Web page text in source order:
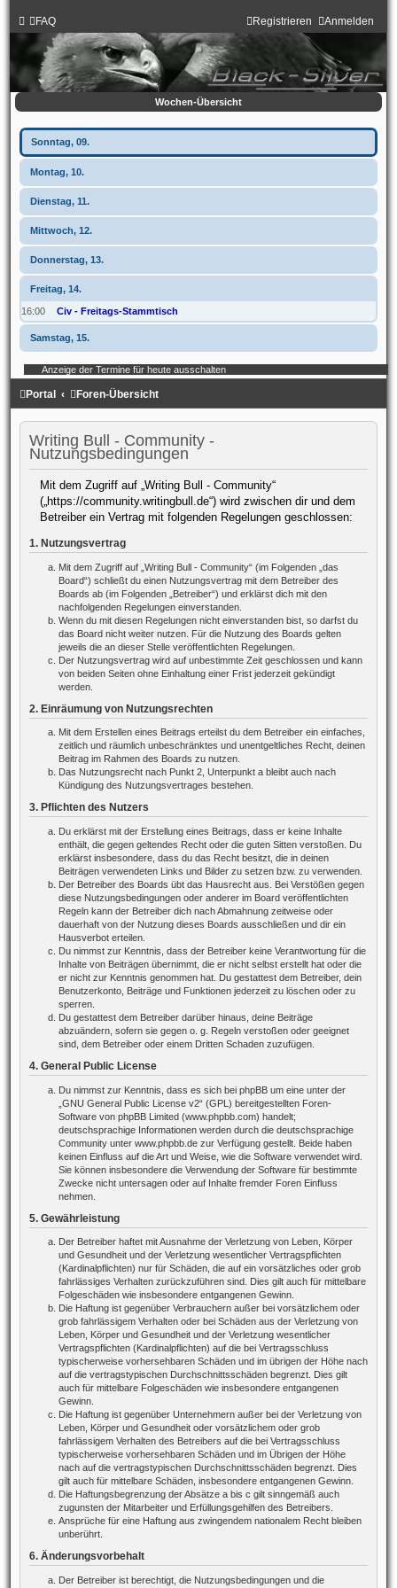
FAQ Anmelden
Registrieren
Wochen-Übersicht
Sonntag, 09.
Montag, 10.
Dienstag, 11.
Mittwoch, 12.
Donnerstag, 13.
Freitag, 14.
16:00 Civ - Freitags-Stammtisch
Samstag, 15.
Anzeige der Termine für heute ausschalten
Portal Foren-Übersicht
Writing Bull - Community -
Nutzungsbedingungen
Mit dem Zugriff auf „Writing Bull - Community“
(„https://community.writingbull.de“) wird zwischen dir und dem
Betreiber ein Vertrag mit folgenden Regelungen geschlossen:
1. Nutzungsvertrag
Mit dem Zugriff auf „Writing Bull - Community“ (im Folgenden „das
Board“) schließt du einen Nutzungsvertrag mit dem Betreiber des
Boards ab (im Folgenden „Betreiber“) und erklärst dich mit den
nachfolgenden Regelungen einverstanden.
Wenn du mit diesen Regelungen nicht einverstanden bist, so darfst du
das Board nicht weiter nutzen. Für die Nutzung des Boards gelten
jeweils die an dieser Stelle veröffentlichten Regelungen.
Der Nutzungsvertrag wird auf unbestimmte Zeit geschlossen und kann
von beiden Seiten ohne Einhaltung einer Frist jederzeit gekündigt
werden.
2. Einräumung von Nutzungsrechten
Mit dem Erstellen eines Beitrags erteilst du dem Betreiber ein einfaches,
zeitlich und räumlich unbeschränktes und unentgeltliches Recht, deinen
Beitrag im Rahmen des Boards zu nutzen.
Das Nutzungsrecht nach Punkt 2, Unterpunkt a bleibt auch nach
Kündigung des Nutzungsvertrages bestehen.
3. Pflichten des Nutzers
Du erklärst mit der Erstellung eines Beitrags, dass er keine Inhalte
enthält, die gegen geltendes Recht oder die guten Sitten verstoßen. Du
erklärst insbesondere, dass du das Recht besitzt, die in deinen
Beiträgen verwendeten Links und Bilder zu setzen bzw. zu verwenden.
Der Betreiber des Boards übt das Hausrecht aus. Bei Verstößen gegen
diese Nutzungsbedingungen oder anderer im Board veröffentlichten
Regeln kann der Betreiber dich nach Abmahnung zeitweise oder
dauerhaft von der Nutzung dieses Boards ausschließen und dir ein
Hausverbot erteilen.
Du nimmst zur Kenntnis, dass der Betreiber keine Verantwortung für die
Inhalte von Beiträgen übernimmt, die er nicht selbst erstellt hat oder die
er nicht zur Kenntnis genommen hat. Du gestattest dem Betreiber, dein
Benutzerkonto, Beiträge und Funktionen jederzeit zu löschen oder zu
sperren.
Du gestattest dem Betreiber darüber hinaus, deine Beiträge
abzuändern, sofern sie gegen o. g. Regeln verstoßen oder geeignet
sind, dem Betreiber oder einem Dritten Schaden zuzufügen.
4. General Public License
Du nimmst zur Kenntnis, dass es sich bei phpBB um eine unter der
GNU General Public License v2“ (GPL) bereitgestellten Foren-
Software von phpBB Limited (www.phpbb.com) handelt;
deutschsprachige Informationen werden durch die deutschsprachige
Community unter www.phpbb.de zur Verfügung gestellt. Beide haben
keinen Einfluss auf die Art und Weise, wie die Software verwendet wird.
Sie können insbesondere die Verwendung der Software für bestimmte
Zwecke nicht untersagen oder auf Inhalte fremder Foren Einfluss
nehmen.
5. Gewährleistung
Der Betreiber haftet mit Ausnahme der Verletzung von Leben, Körper
und Gesundheit und der Verletzung wesentlicher Vertragspflichten
(Kardinalpflichten) nur für Schäden, die auf ein vorsätzliches oder grob
fahrlässiges Verhalten zurückzuführen sind. Dies gilt auch für mittelbare
Folgeschäden wie insbesondere entgangenen Gewinn.
Die Haftung ist gegenüber Verbrauchern außer bei vorsätzlichem oder
grob fahrlässigem Verhalten oder bei Schäden aus der Verletzung von
Leben, Körper und Gesundheit und der Verletzung wesentlicher
Vertragspflichten (Kardinalpflichten) auf die bei Vertragsschluss
typischerweise vorhersehbaren Schäden und im übrigen der Höhe nach
auf die vertragstypischen Durchschnittsschäden begrenzt. Dies gilt
auch für mittelbare Folgeschäden wie insbesondere entgangenen
Gewinn.
Die Haftung ist gegenüber Unternehmern außer bei der Verletzung von
Leben, Körper und Gesundheit oder vorsätzlichem oder grob
fahrlässigem Verhalten des Betreibers auf die bei Vertragsschluss
typischerweise vorhersehbaren Schäden und im Übrigen der Höhe
nach auf die vertragstypischen Durchschnittsschäden begrenzt. Dies
gilt auch für mittelbare Schäden, insbesondere entgangenen Gewinn.
Die Haftungsbegrenzung der Absätze a bis c gilt sinngemäß auch
zugunsten der Mitarbeiter und Erfüllungsgehilfen des Betreibers.
Ansprüche für eine Haftung aus zwingendem nationalem Recht bleiben
unberührt.
6. Änderungsvorbehalt
Der Betreiber ist berechtigt, die Nutzungsbedingungen und die